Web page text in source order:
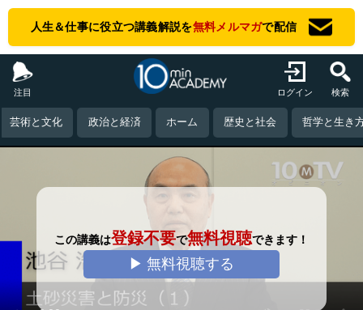
人生＆仕事に役立つ講義解説を無料メルマガで配信
注目 ログイン 検索
芸術と文化 政治と経済 ホーム 歴史と社会 哲学と生き
この講義は登録不要で無料視聴できます！
▶ 無料視聴する